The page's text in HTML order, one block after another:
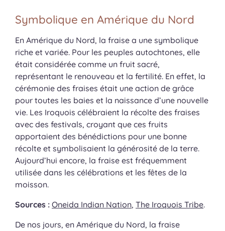
Symbolique en Amérique du Nord
En Amérique du Nord, la fraise a une symbolique
riche et variée. Pour les peuples autochtones, elle
était considérée comme un fruit sacré,
représentant le renouveau et la fertilité. En effet, la
cérémonie des fraises était une action de grâce
pour toutes les baies et la naissance d’une nouvelle
vie. Les Iroquois célébraient la récolte des fraises
avec des festivals, croyant que ces fruits
apportaient des bénédictions pour une bonne
récolte et symbolisaient la générosité de la terre.
Aujourd’hui encore, la fraise est fréquemment
utilisée dans les célébrations et les fêtes de la
moisson.
Sources : Oneida Indian Nation, The Iroquois Tribe.
De nos jours, en Amérique du Nord, la fraise